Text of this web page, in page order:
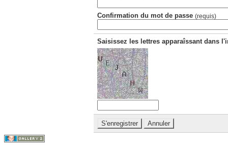
Confirmation du mot de passe (requis)
Saisissez les lettres apparaîssant dans